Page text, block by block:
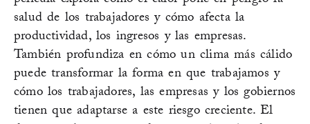
salud de los trabajadores y cómo afecta la
productividad, los ingresos y las empresas.
También profundiza en cómo un clima más cálido
puede transformar la forma en que trabajamos y
cómo los trabajadores, las empresas y los gobiernos
tienen que adaptarse a este riesgo creciente. El